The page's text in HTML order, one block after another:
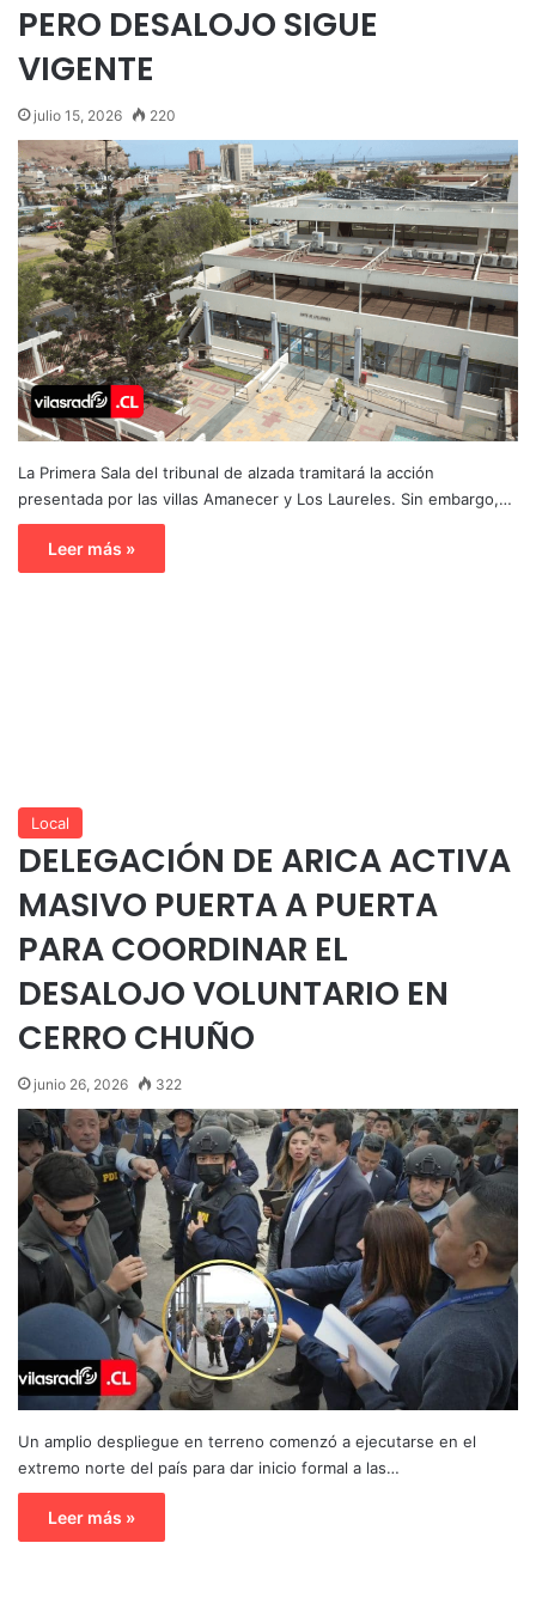
PERO DESALOJO SIGUE
VIGENTE
julio 15, 2026 220
La Primera Sala del tribunal de alzada tramitará la acción
presentada por las villas Amanecer y Los Laureles. Sin embargo,…
Leer más »
Local
DELEGACIÓN DE ARICA ACTIVA
MASIVO PUERTA A PUERTA
PARA COORDINAR EL
DESALOJO VOLUNTARIO EN
CERRO CHUÑO
junio 26, 2026 322
Un amplio despliegue en terreno comenzó a ejecutarse en el
extremo norte del país para dar inicio formal a las…
Leer más »